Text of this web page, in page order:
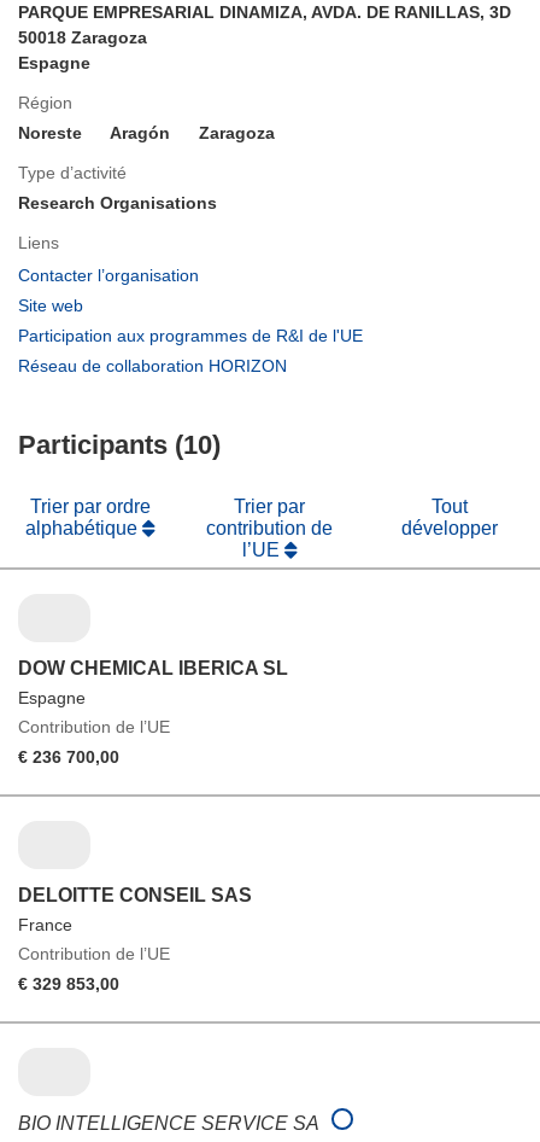
PARQUE EMPRESARIAL DINAMIZA, AVDA. DE RANILLAS, 3D
50018 Zaragoza
Espagne
Région
Noreste
Aragón Zaragoza
Type d’activité
Research Organisations
Liens
Contacter l’organisation
fenêtre)
Site web
dans
une
Participation aux programmes de R&I de l'UE
Réseau de collaboration HORIZON
Participants (10)
Trier par ordre
alphabétique
Trier par
contribution de
l’UE
Tout
développer
DOW CHEMICAL IBERICA SL
Espagne
Contribution de l’UE
€ 236 700,00
DELOITTE CONSEIL SAS
France
Contribution de l’UE
€ 329 853,00
BIO INTELLIGENCE SERVICE SA